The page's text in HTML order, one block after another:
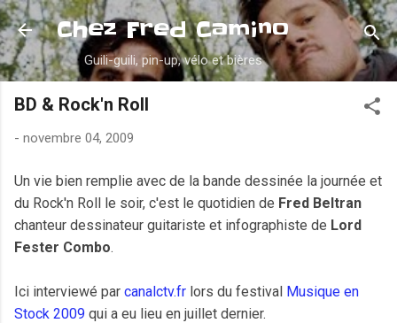
Accéder au contenu principal
Chez Fred Camino
Guili-guili, pin-up, vélo et bières
BD & Rock'n Roll
- novembre 04, 2009
Un vie bien remplie avec de la bande dessinée la journée et
du Rock'n Roll le soir, c'est le quotidien de Fred Beltran
chanteur dessinateur guitariste et infographiste de Lord
Fester Combo.
Ici interviewé par canalctv.fr lors du festival Musique en
Stock 2009 qui a eu lieu en juillet dernier.